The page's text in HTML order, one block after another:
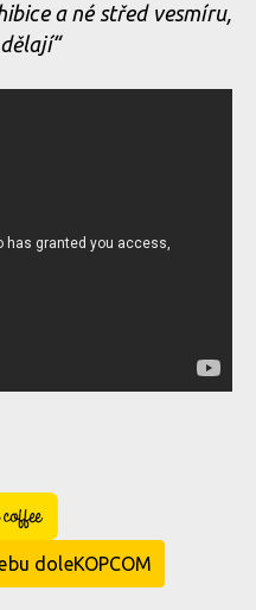
a né střed vesmíru,
Coffee
doleKOPCOM